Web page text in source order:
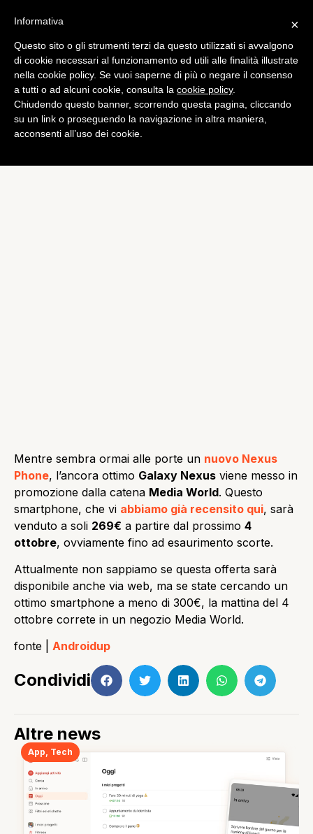
Tech
Galaxy Nexus a 269€ da
Media World
di Alessandro Moretti
Mentre sembra ormai alle porte un nuovo Nexus
Phone, l’ancora ottimo Galaxy Nexus viene messo in
promozione dalla catena Media World. Questo
smartphone, che vi abbiamo già recensito qui, sarà
venduto a soli 269€ a partire dal prossimo 4
ottobre, ovviamente fino ad esaurimento scorte.
Attualmente non sappiamo se questa offerta sarà
disponibile anche via web, ma se state cercando un
ottimo smartphone a meno di 300€, la mattina del 4
ottobre correte in un negozio Media World.
fonte | Androidup
Condividi
Altre news
App Tech
×
Informativa
Questo sito o gli strumenti terzi da questo utilizzati si avvalgono
di cookie necessari al funzionamento ed utili alle finalità illustrate
nella cookie policy. Se vuoi saperne di più o negare il consenso
a tutti o ad alcuni cookie, consulta la cookie policy.
Chiudendo questo banner, scorrendo questa pagina, cliccando
su un link o proseguendo la navigazione in altra maniera,
acconsenti all’uso dei cookie.